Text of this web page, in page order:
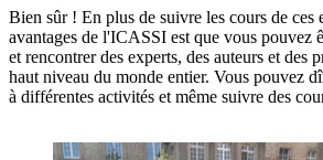
Bien sûr ! En plus de suivre les cours de ces
avantages de l'ICASSI est que vous pouvez
et rencontrer des experts, des auteurs et des
haut niveau du monde entier. Vous pouvez
à différentes activités et même suivre des